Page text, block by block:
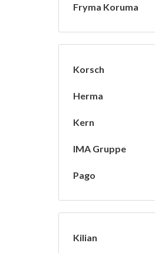
Fryma Koruma
Korsch
Herma
Kern
IMA Gruppe
Pago
Kilian